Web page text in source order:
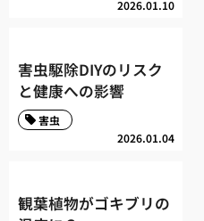
2026.01.10
害虫駆除DIYのリスク
と健康への影響
2026.01.04
害虫
観葉植物がゴキブリの